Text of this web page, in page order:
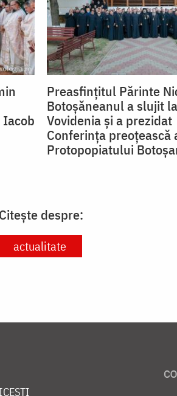
Preasfințitul Părinte
Botoșăneanul a slujit
Vovidenia și a prezidat
Conferința preoțească
Protopopiatului
Citește despre:
actualitate